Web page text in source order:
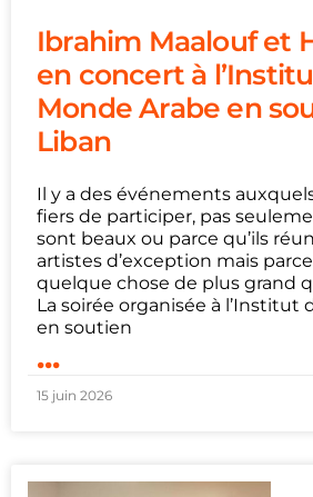
Ibrahim Maalouf et
en concert à
Monde Arabe en
Liban
Il y a des événements
fiers de participer, pas
sont beaux ou parce qu’ils
artistes d’exception mais
quelque chose de plus grand
La soirée organisée à l’Institut
en soutien
...
15 juin 2026